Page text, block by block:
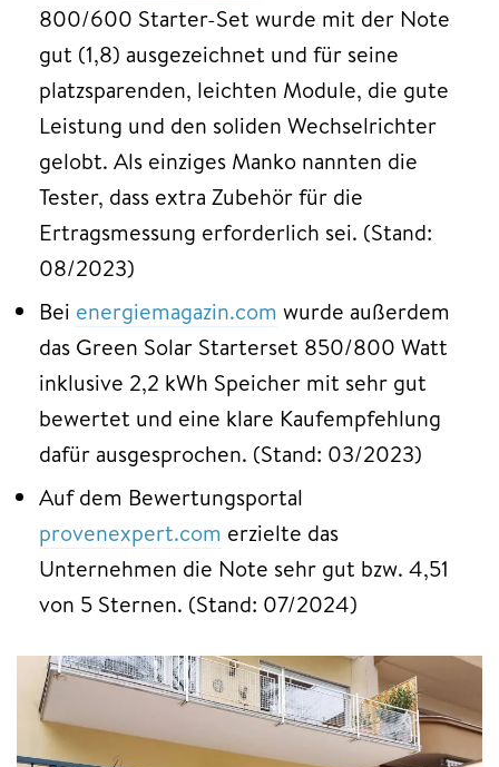
800/600 Starter-Set wurde mit der Note
gut (1,8) ausgezeichnet und für seine
platzsparenden, leichten Module, die gute
Leistung und den soliden Wechselrichter
gelobt. Als einziges Manko nannten die
Tester, dass extra Zubehör für die
Ertragsmessung erforderlich sei. (Stand:
08/2023)
Bei energiemagazin.com wurde außerdem
das Green Solar Starterset 850/800 Watt
inklusive 2,2 kWh Speicher mit sehr gut
bewertet und eine klare Kaufempfehlung
dafür ausgesprochen. (Stand: 03/2023)
Auf dem Bewertungsportal
provenexpert.com erzielte das
Unternehmen die Note sehr gut bzw. 4,51
von 5 Sternen. (Stand: 07/2024)